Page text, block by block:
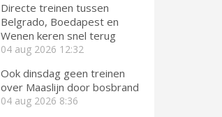
Directe treinen tussen
Belgrado, Boedapest en
Wenen keren snel terug
04 aug 2026 12:32
Ook dinsdag geen treinen
over Maaslijn door bosbrand
04 aug 2026 8:36